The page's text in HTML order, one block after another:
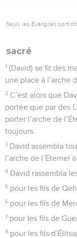
Seuls les Évangiles sont
sacré
1 (David) se fit des
une place à l’arche
2 C’est alors que
portée que par des
porter l’arche de
toujours.
3 David assembla
l’arche de l’Éternel
4 David rassembla
5 pour les fils de
6 pour les fils de
7 pour les fils de
8 pour les fils